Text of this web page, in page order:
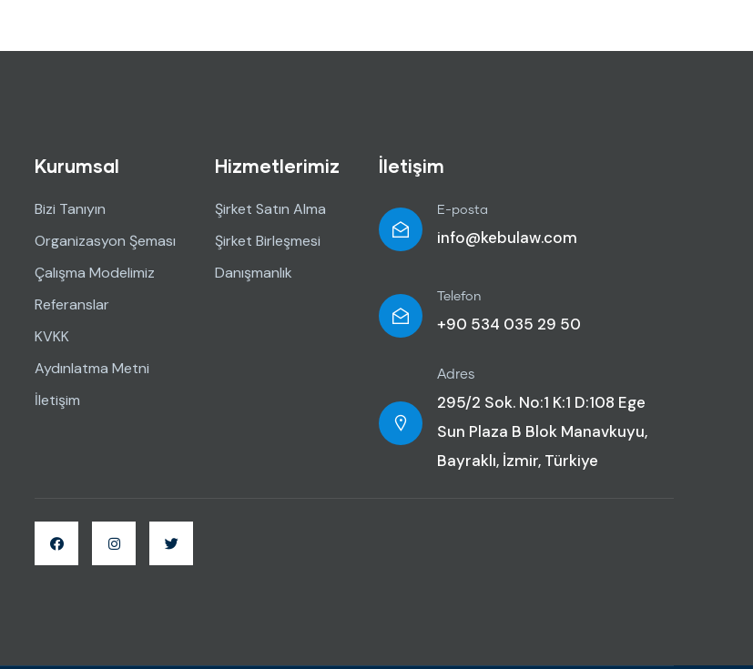
Kurumsal
Bizi Tanıyın
Organizasyon Şeması
Çalışma Modelimiz
Referanslar
KVKK
Aydınlatma Metni
İletişim
Hizmetlerimiz
Şirket Satın Alma
Şirket Birleşmesi
Danışmanlık
İletişim
E-posta
info@kebulaw.com
Telefon
+90 534 035 29 50
Adres
295/2 Sok. No:1 K:1 D:108 Ege
Sun Plaza B Blok Manavkuyu,
Bayraklı, İzmir, Türkiye